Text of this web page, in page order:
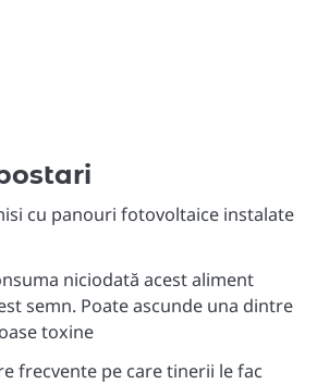
cu panouri fotovoltaice instalate
niciodată acest aliment
semn. Poate ascunde una dintre
toxine
frecvente pe care tinerii le fac